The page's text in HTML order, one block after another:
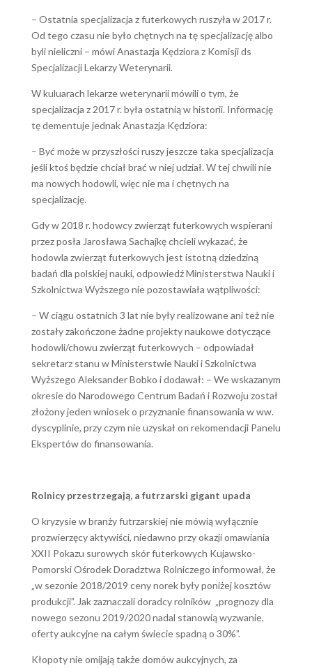
– Ostatnia specjalizacja z futerkowych ruszyła w 2017 r.
Od tego czasu nie było chętnych na tę specjalizację albo
byli nieliczni – mówi Anastazja Kędziora z Komisji ds
Specjalizacji Lekarzy Weterynarii.
W kuluarach lekarze weterynarii mówili o tym, że
specjalizacja z 2017 r. była ostatnią w historii. Informację
tę dementuje jednak Anastazja Kędziora:
– Być może w przyszłości ruszy jeszcze taka specjalizacja
jeśli ktoś będzie chciał brać w niej udział. W tej chwili nie
ma nowych hodowli, więc nie ma i chętnych na
specjalizację.
Gdy w 2018 r. hodowcy zwierząt futerkowych wspierani
przez posła Jarosława Sachajkę chcieli wykazać, że
hodowla zwierząt futerkowych jest istotną dziedziną
badań dla polskiej nauki, odpowiedź Ministerstwa Nauki i
Szkolnictwa Wyższego nie pozostawiała wątpliwości:
– W ciągu ostatnich 3 lat nie były realizowane ani też nie
zostały zakończone żadne projekty naukowe dotyczące
hodowli/chowu zwierząt futerkowych – odpowiadał
sekretarz stanu w Ministerstwie Nauki i Szkolnictwa
Wyższego Aleksander Bobko i dodawał: – We wskazanym
okresie do Narodowego Centrum Badań i Rozwoju został
złożony jeden wniosek o przyznanie finansowania w ww.
dyscyplinie, przy czym nie uzyskał on rekomendacji Panelu
Ekspertów do finansowania.
Rolnicy przestrzegają, a futrzarski gigant upada
O kryzysie w branży futrzarskiej nie mówią wyłącznie
prozwierzęcy aktywiści, niedawno przy okazji omawiania
XXII Pokazu surowych skór futerkowych Kujawsko-
Pomorski Ośrodek Doradztwa Rolniczego informował, że
„w sezonie 2018/2019 ceny norek były poniżej kosztów
produkcji”. Jak zaznaczali doradcy rolników „prognozy dla
nowego sezonu 2019/2020 nadal stanowią wyzwanie,
oferty aukcyjne na całym świecie spadną o 30%”.
Kłopoty nie omijają także domów aukcyjnych, za